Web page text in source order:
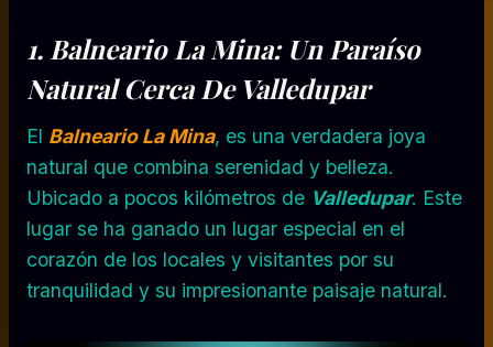
1. Balneario La Mina: Un Paraíso
Natural Cerca De Valledupar
El Balneario La Mina, es una verdadera joya
natural que combina serenidad y belleza.
Ubicado a pocos kilómetros de Valledupar. Este
lugar se ha ganado un lugar especial en el
corazón de los locales y visitantes por su
tranquilidad y su impresionante paisaje natural.